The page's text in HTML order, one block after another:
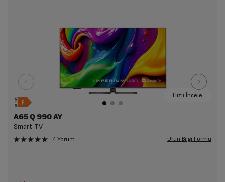
Hızlı İncele
A65 Q 990 AY
Smart TV
4 Yorum Ürün Bilgi Formu